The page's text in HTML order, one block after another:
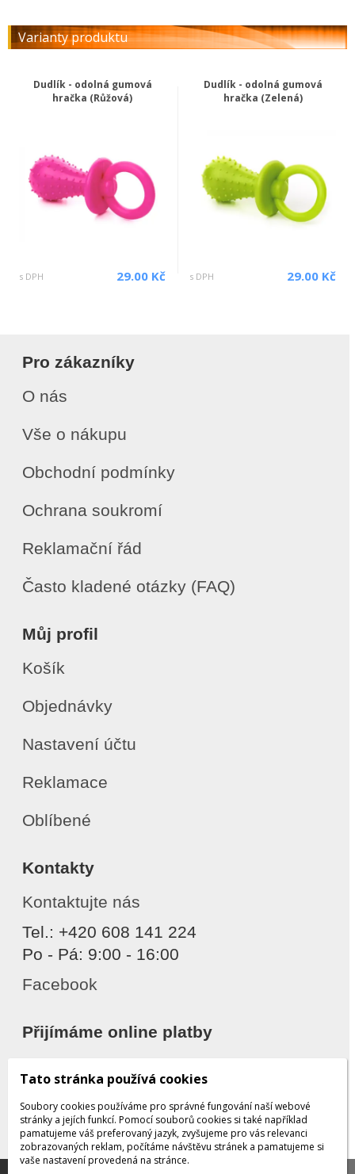
Varianty produktu
Dudlík - odolná gumová
hračka (Růžová)
s DPH 29.00 Kč
Dudlík - odolná gumová
hračka (Zelená)
s DPH 29.00 Kč
Pro zákazníky
O nás
Vše o nákupu
Obchodní podmínky
Ochrana soukromí
Reklamační řád
Často kladené otázky (FAQ)
Můj profil
Košík
Objednávky
Nastavení účtu
Reklamace
Oblíbené
Kontakty
Kontaktujte nás
Tel.: +420 608 141 224
Po - Pá: 9:00 - 16:00
Facebook
Přijímáme online platby
Děkujeme za důvěru
Tato stránka používá cookies
Soubory cookies používáme pro správné fungování naší webové
stránky a jejích funkcí. Pomocí souborů cookies si také například
pamatujeme váš preferovaný jazyk, zvyšujeme pro vás relevanci
zobrazovaných reklam, počítáme návštěvu stránek a pamatujeme si
vaše nastavení provedená na stránce.